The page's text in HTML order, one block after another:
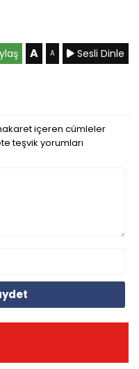
A A Sesli Dinle
içeren cümleler
teşvik yorumları